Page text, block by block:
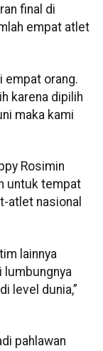
final di
empat atlet
empat orang.
karena dipilih
maka kami
Rosimin
untuk tempat
atlet nasional
lainnya
lumbungnya
level dunia,”
pahlawan